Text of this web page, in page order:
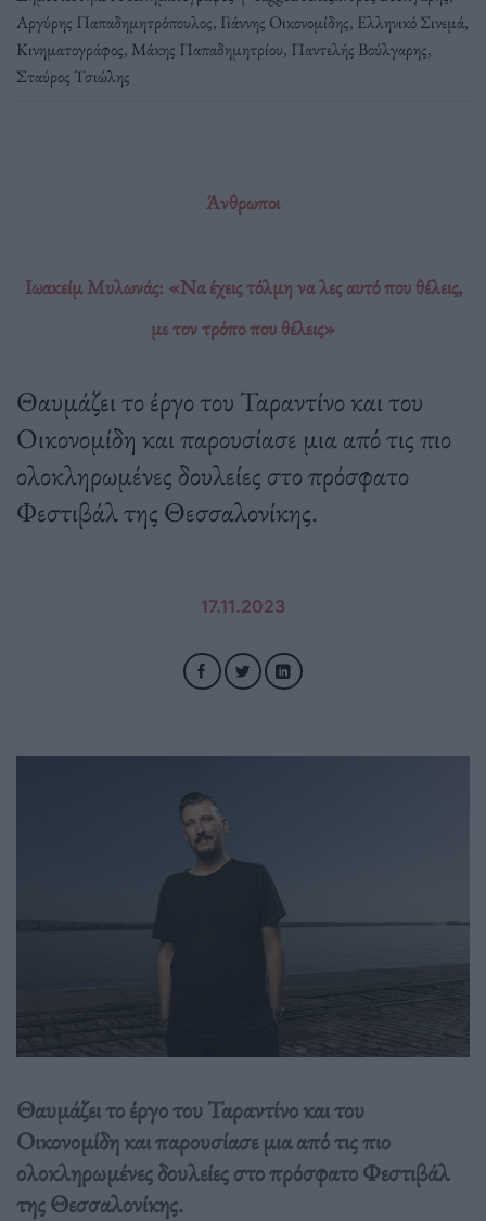
Αργύρης Παπαδημητρόπουλος, Γιάννης Οικονομίδης, Ελληνικό Σινεμά,
Κινηματογράφος, Μάκης Παπαδημητρίου, Παντελής Βούλγαρης,
Σταύρος Τσιώλης
Άνθρωποι
Ιωακείμ Μυλωνάς: «Να έχεις τόλμη να λες αυτό που θέλεις,
με τον τρόπο που θέλεις»
Θαυμάζει το έργο του Ταραντίνο και του
Οικονομίδη και παρουσίασε μια από τις πιο
ολοκληρωμένες δουλείες στο πρόσφατο
Φεστιβάλ της Θεσσαλονίκης.
17.11.2023
Θαυμάζει το έργο του Ταραντίνο και του
Οικονομίδη και παρουσίασε μια από τις πιο
ολοκληρωμένες δουλείες στο πρόσφατο Φεστιβάλ
της Θεσσαλονίκης.